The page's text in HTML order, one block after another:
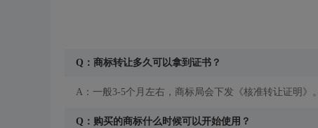
Q：商标转让多久可以拿到证书？
A：一般3-5个月左右，商标局会下发《核准转让证明》。
Q：购买的商标什么时候可以开始使用？